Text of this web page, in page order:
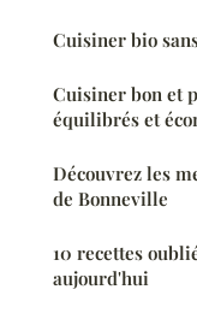
Cuisiner bio
Cuisiner bon et
équilibrés et
Découvrez les
de Bonneville
10 recettes
aujourd'hui